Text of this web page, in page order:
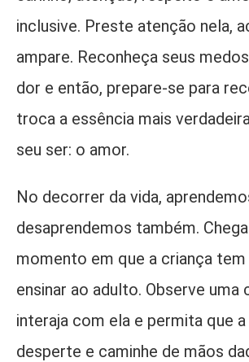
inclusive. Preste atenção nela,
ampare. Reconheça seus
dor e então, prepare-se para
troca a essência mais
seu ser: o amor.
No decorrer da vida,
desaprendemos também.
momento em que a criança
ensinar ao adulto. Observe uma
interaja com ela e permita que
desperte e caminhe de mãos